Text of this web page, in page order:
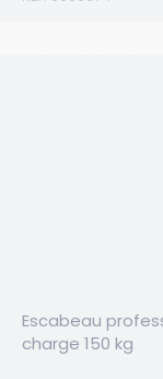
Escabeau
charge 150 kg